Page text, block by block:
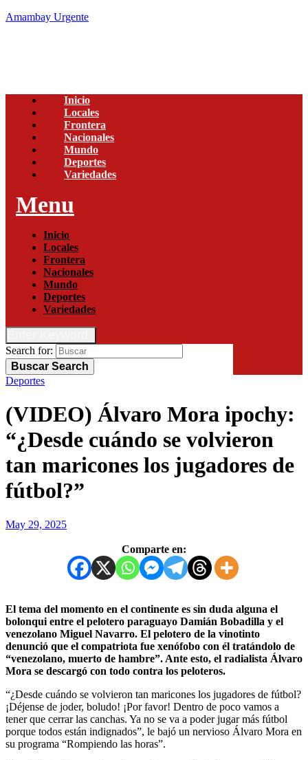
Amambay Urgente
Inicio
Locales
Frontera
Nacionales
Mundo
Deportes
Variedades
Menu
Inicio
Locales
Frontera
Nacionales
Mundo
Deportes
Variedades
Search for:
Buscar Search
Deportes
(VIDEO) Álvaro Mora ipochy:
“¿Desde cuándo se volvieron
tan maricones los jugadores de
fútbol?”
May 29, 2025
Comparte en:
El tema del momento en el continente es sin duda alguna el
bolonqui entre el pelotero paraguayo Damián Bobadilla y el
venezolano Miguel Navarro. El pelotero de la vinotinto
denunció que el compatriota fue xenófobo con él tratándolo de
“venezolano, muerto de hambre”. Ante esto, el radialista Álvaro
Mora se descargó con todo contra los peloteros.
“¿Desde cuándo se volvieron tan maricones los jugadores de fútbol?
¡Déjense de joder, boludo! ¡Por favor! Dentro de poco vamos a
tener que cerrar las canchas. Ya no se va a poder jugar más fútbol
porque todos están indignados”, le bajó un nervioso Álvaro Mora en
su programa “Rompiendo las horas”.